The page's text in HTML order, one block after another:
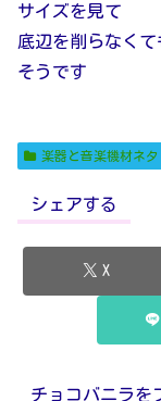
サイズを見て
底辺を削らなく
そうです
楽器と音楽機材ネタ
シェアする
X
チョコバニラを